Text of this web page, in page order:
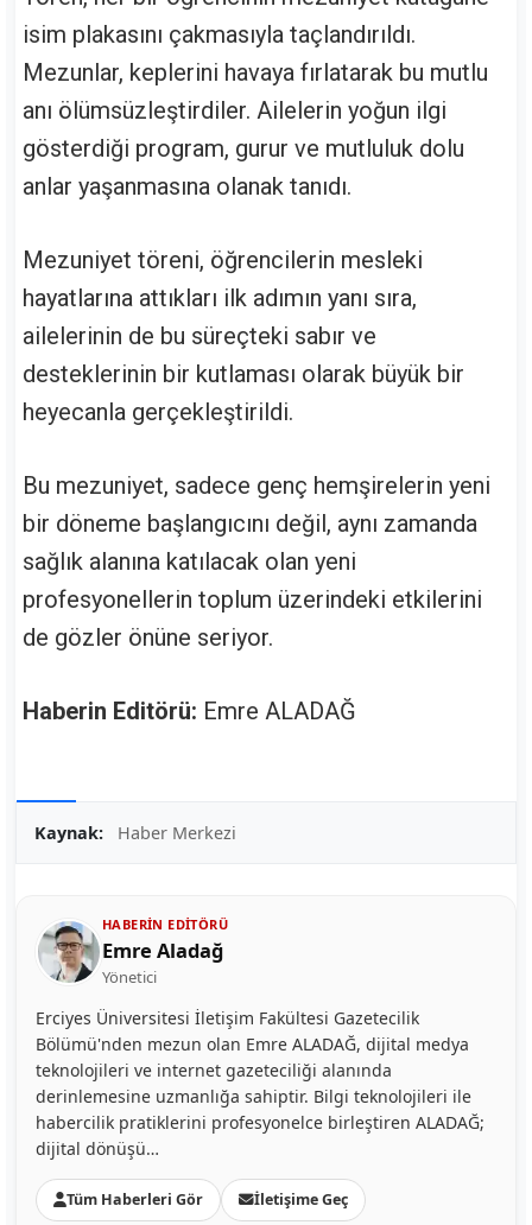
isim plakasını çakmasıyla taçlandırıldı.
Mezunlar, keplerini havaya fırlatarak bu mutlu
anı ölümsüzleştirdiler. Ailelerin yoğun ilgi
gösterdiği program, gurur ve mutluluk dolu
anlar yaşanmasına olanak tanıdı.
Mezuniyet töreni, öğrencilerin mesleki
hayatlarına attıkları ilk adımın yanı sıra,
ailelerinin de bu süreçteki sabır ve
desteklerinin bir kutlaması olarak büyük bir
heyecanla gerçekleştirildi.
Bu mezuniyet, sadece genç hemşirelerin yeni
bir döneme başlangıcını değil, aynı zamanda
sağlık alanına katılacak olan yeni
profesyonellerin toplum üzerindeki etkilerini
de gözler önüne seriyor.
Haberin Editörü: Emre ALADAĞ
Kaynak: Haber Merkezi
HABERIN EDITÖRÜ
Emre Aladağ
Yönetici
Erciyes Üniversitesi İletişim Fakültesi Gazetecilik
Bölümü'nden mezun olan Emre ALADAĞ, dijital medya
teknolojileri ve internet gazeteciliği alanında
derinlemesine uzmanlığa sahiptir. Bilgi teknolojileri ile
habercilik pratiklerini profesyonelce birleştiren ALADAĞ;
dijital dönüşü…
Tüm Haberleri Gör İletişime Geç